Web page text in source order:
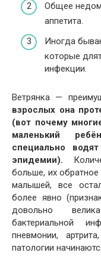
Общее
аппетита.
Иногда
которые
инфекции.
Ветрянка —
взрослых она
(вот почему
маленький
специально
эпидемии).
больше, их
малышей, все
более явно
довольно
бактериальной
пневмонии,
патологии